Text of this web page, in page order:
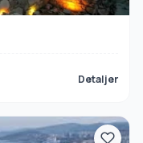
Detaljer